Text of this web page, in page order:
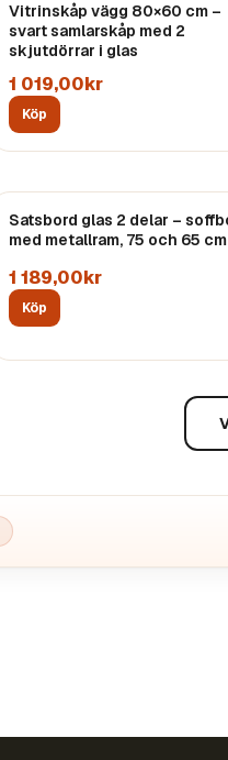
Vitrinskåp vägg 80×60 cm –
svart samlarskåp med 2
skjutdörrar i glas
1 019,00kr
Köp
Satsbord glas 2 delar –
med metallram, 75 och 65 cm
1 189,00kr
Köp